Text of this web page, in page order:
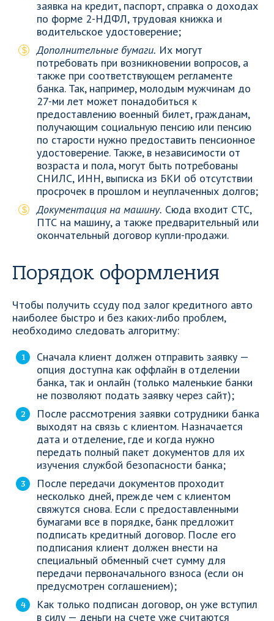
заявка на кредит, паспорт, справка о доходах
по форме 2-НДФЛ, трудовая книжка и
водительское удостоверение;
Дополнительные бумаги. Их могут
потребовать при возникновении вопросов, а
также при соответствующем регламенте
банка. Так, например, молодым мужчинам до
27-ми лет может понадобиться к
предоставлению военный билет, гражданам,
получающим социальную пенсию или пенсию
по старости нужно предоставить пенсионное
удостоверение. Также, в независимости от
возраста и пола, могут быть потребованы
СНИЛС, ИНН, выписка из БКИ об отсутствии
просрочек в прошлом и неуплаченных долгов;
Документация на машину. Сюда входит СТС,
ПТС на машину, а также предварительный или
окончательный договор купли-продажи.
Порядок оформления
Чтобы получить ссуду под залог кредитного авто
наиболее быстро и без каких-либо проблем,
необходимо следовать алгоритму:
Сначала клиент должен отправить заявку —
опция доступна как оффлайн в отделении
банка, так и онлайн (только маленькие банки
не позволяют подать заявку через сайт);
После рассмотрения заявки сотрудники банка
выходят на связь с клиентом. Назначается
дата и отделение, где и когда нужно
передать полный пакет документов для их
изучения службой безопасности банка;
После передачи документов проходит
несколько дней, прежде чем с клиентом
свяжутся снова. Если с предоставленными
бумагами все в порядке, банк предложит
подписать кредитный договор. После его
подписания клиент должен внести на
специальный обменный счет сумму для
передачи первоначального взноса (если он
предусмотрен соглашением);
Как только подписан договор, он уже вступил
в силу — деньги на счете уже считаются